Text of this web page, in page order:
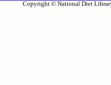
Copyright © National Diet